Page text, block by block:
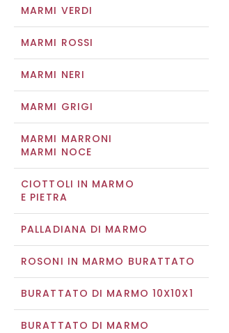
MARMI VERDI
MARMI ROSSI
MARMI NERI
MARMI GRIGI
MARMI MARRONI
MARMI NOCE
CIOTTOLI IN MARMO
E PIETRA
PALLADIANA DI MARMO
ROSONI IN MARMO BURATTATO
BURATTATO DI MARMO 10X10X1
BURATTATO DI MARMO